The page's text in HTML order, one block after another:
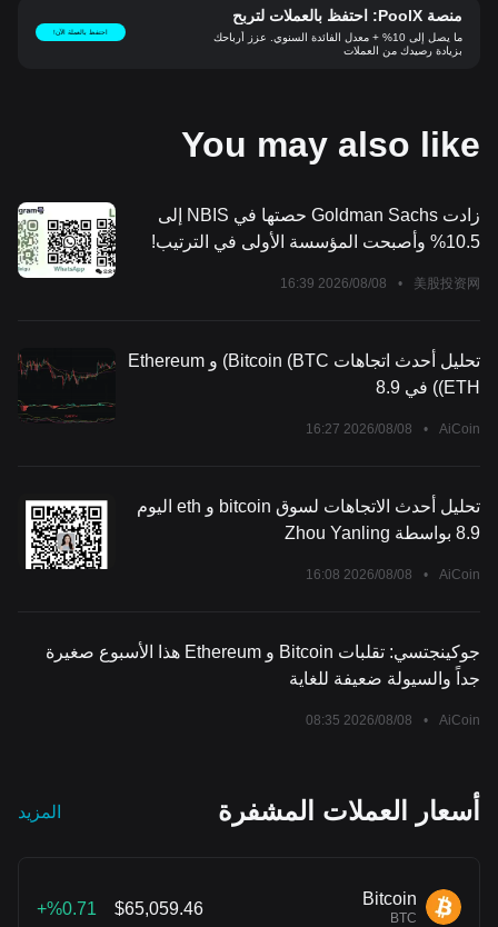
منصة PoolX: احتفظ بالعملات لتربح
ما يصل إلى 10% + معدل الفائدة السنوي. عزز أرباحك
بزيادة رصيدك من العملات
احتفظ بالعملة الآن!
You may also like
زادت Goldman Sachs حصتها في NBIS إلى
10.5% وأصبحت المؤسسة الأولى في الترتيب!
美股投资网
•
2026/08/08 16:39
تحليل أحدث اتجاهات Bitcoin (BTC) و Ethereum
(ETH) في 8.9
AiCoin
•
2026/08/08 16:27
تحليل أحدث الاتجاهات لسوق bitcoin و eth اليوم
8.9 بواسطة Zhou Yanling
AiCoin
•
2026/08/08 16:08
جوكينجتسي: تقلبات Bitcoin و Ethereum هذا الأسبوع صغيرة
جداً والسيولة ضعيفة للغاية
AiCoin
•
2026/08/08 08:35
أسعار العملات المشفرة المزيد
Bitcoin
BTC
$65,059.46
%0.71+